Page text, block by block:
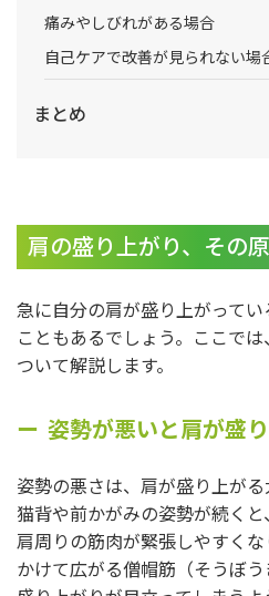
痛みやしびれがある場合
自己ケアで改善が見られない場
まとめ
肩の盛り上がり、その
急に自分の肩が盛り上がって
こともあるでしょう。ここで
ついて解説します。
姿勢が悪いと肩が盛
姿勢の悪さは、肩が盛り上がる
猫背や前かがみの姿勢が続くと
肩周りの筋肉が緊張しやすく
かけて広がる僧帽筋（そうぼ